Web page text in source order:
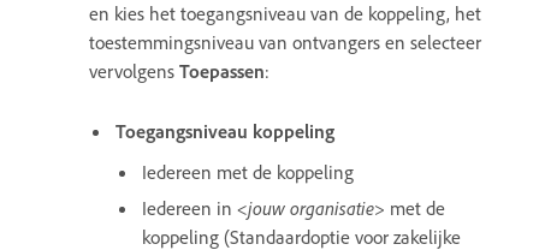
en kies het toegangsniveau van de koppeling, het
toestemmingsniveau van ontvangers en selecteer
vervolgens Toepassen:
Toegangsniveau koppeling
Iedereen met de koppeling
Iedereen in <jouw organisatie> met de
koppeling (Standaardoptie voor zakelijke